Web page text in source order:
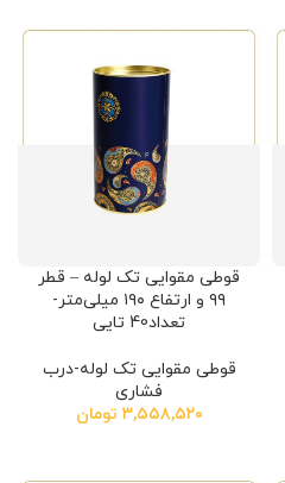
قوطی مقوایی تک لوله – قطر
۹۹ و ارتفاع ۱۹۰ میلی‌متر-
تعداد40 تایی
قوطی مقوایی تک لوله-درب
فشاری
۳,۵۵۸,۵۲۰ تومان